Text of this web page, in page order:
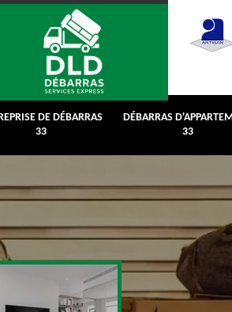
DE DÉBARRAS
33
DÉBARRAS
33